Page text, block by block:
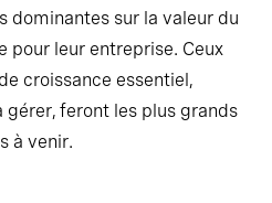
dominantes sur la valeur du
pour leur entreprise. Ceux
croissance essentiel,
feront les plus grands
à venir.